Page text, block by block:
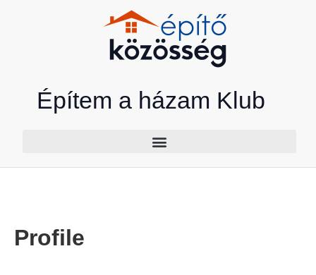
Építem a házam Klub
Profile